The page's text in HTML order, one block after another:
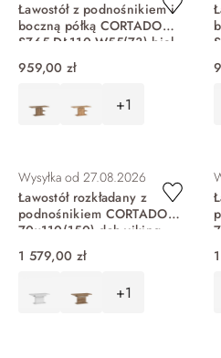
Ławostół z podnośnikiem i
boczną półką CORTADO
SZ65 DŁ110 W55(73) biel
alpejska CRTT07
959,00 zł
+1
Wysyłka od 27.08.2026
Ławostół rozkładany z
podnośnikiem CORTADO
70x110(150) dąb viking
CRTT14
1 579,00 zł
+1